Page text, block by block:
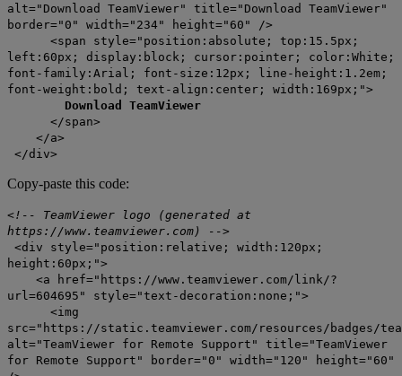
alt="Download TeamViewer" title="Download TeamViewer"
border="0" width="234" height="60" />
<span style="position:absolute; top:15.5px;
left:60px; display:block; cursor:pointer; color:White;
font-family:Arial; font-size:12px; line-height:1.2em;
font-weight:bold; text-align:center; width:169px;">
Download TeamViewer
</span>
</a>
</div>
Copy-paste this code:
<!-- TeamViewer logo (generated at
https://www.teamviewer.com) -->
<div style="position:relative; width:120px;
height:60px;">
<a href="https://www.teamviewer.com/link/?
url=604695" style="text-decoration:none;">
<img
src="https://static.teamviewer.com/resources/badges/
alt="TeamViewer for Remote Support" title="TeamViewer
for Remote Support" border="0" width="120" height="60"